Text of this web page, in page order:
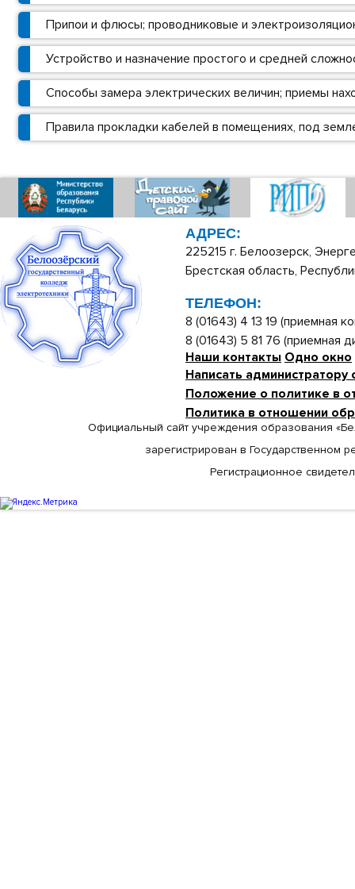
Припои и флюсы; проводниковые и
Устройство и назначение простого и средней
Способы замера электрических величин; приемы
Правила прокладки кабелей в помещениях, под
АДРЕС:
225215 г. Белоозерск,
Брестская область,
ТЕЛЕФОН:
8 (01643) 4 13 19 (приемная
8 (01643) 5 81 76 (приемная
Наши контакты Одно окно
Написать администратору
Положение о политике в
Политика в отношении
Официальный сайт учреждения образования
зарегистрирован в Государственном
Регистрационное